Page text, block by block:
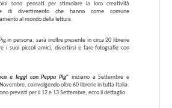
sono pensati per stimolare la loro creatività
di divertimento che hanno come comune
al mondo della lettura.
in persona, sarà inoltre presente in circa 20 librerie
i suoi piccoli amici, divertirsi e fare fotografie con
e leggi con Peppa Pig”
iniziano a Settembre e
coinvolgendo oltre 60 librerie in tutta Italia.
previsti per il 12 e 13 Settembre, ecco il dettaglio: